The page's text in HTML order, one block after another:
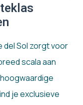
del Sol zorgt voor
scala aan
je exclusieve